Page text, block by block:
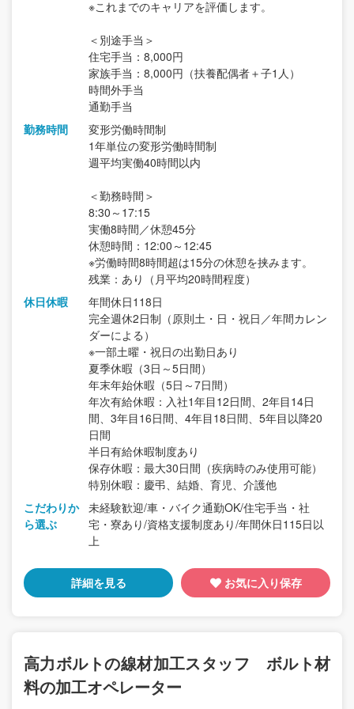
※これまでのキャリアを評価します。
＜別途手当＞
住宅手当：8,000円
家族手当：8,000円（扶養配偶者＋子1人）
時間外手当
通勤手当
勤務時間
変形労働時間制
1年単位の変形労働時間制
週平均実働40時間以内
＜勤務時間＞
8:30～17:15
実働8時間／休憩45分
休憩時間：12:00～12:45
※労働時間8時間超は15分の休憩を挟みます。
残業：あり（月平均20時間程度）
休日休暇
年間休日118日
完全週休2日制（原則土・日・祝日／年間カレン
ダーによる）
※一部土曜・祝日の出勤日あり
夏季休暇（3日～5日間）
年末年始休暇（5日～7日間）
年次有給休暇：入社1年目12日間、2年目14日
間、3年目16日間、4年目18日間、5年目以降20
日間
半日有給休暇制度あり
保存休暇：最大30日間（疾病時のみ使用可能）
特別休暇：慶弔、結婚、育児、介護他
こだわりか
ら選ぶ
未経験歓迎/車・バイク通勤OK/住宅手当・社
宅・寮あり/資格支援制度あり/年間休日115日以
上
詳細を見る お気に入り保存
高力ボルトの線材加工スタッフ ボルト材
料の加工オペレーター